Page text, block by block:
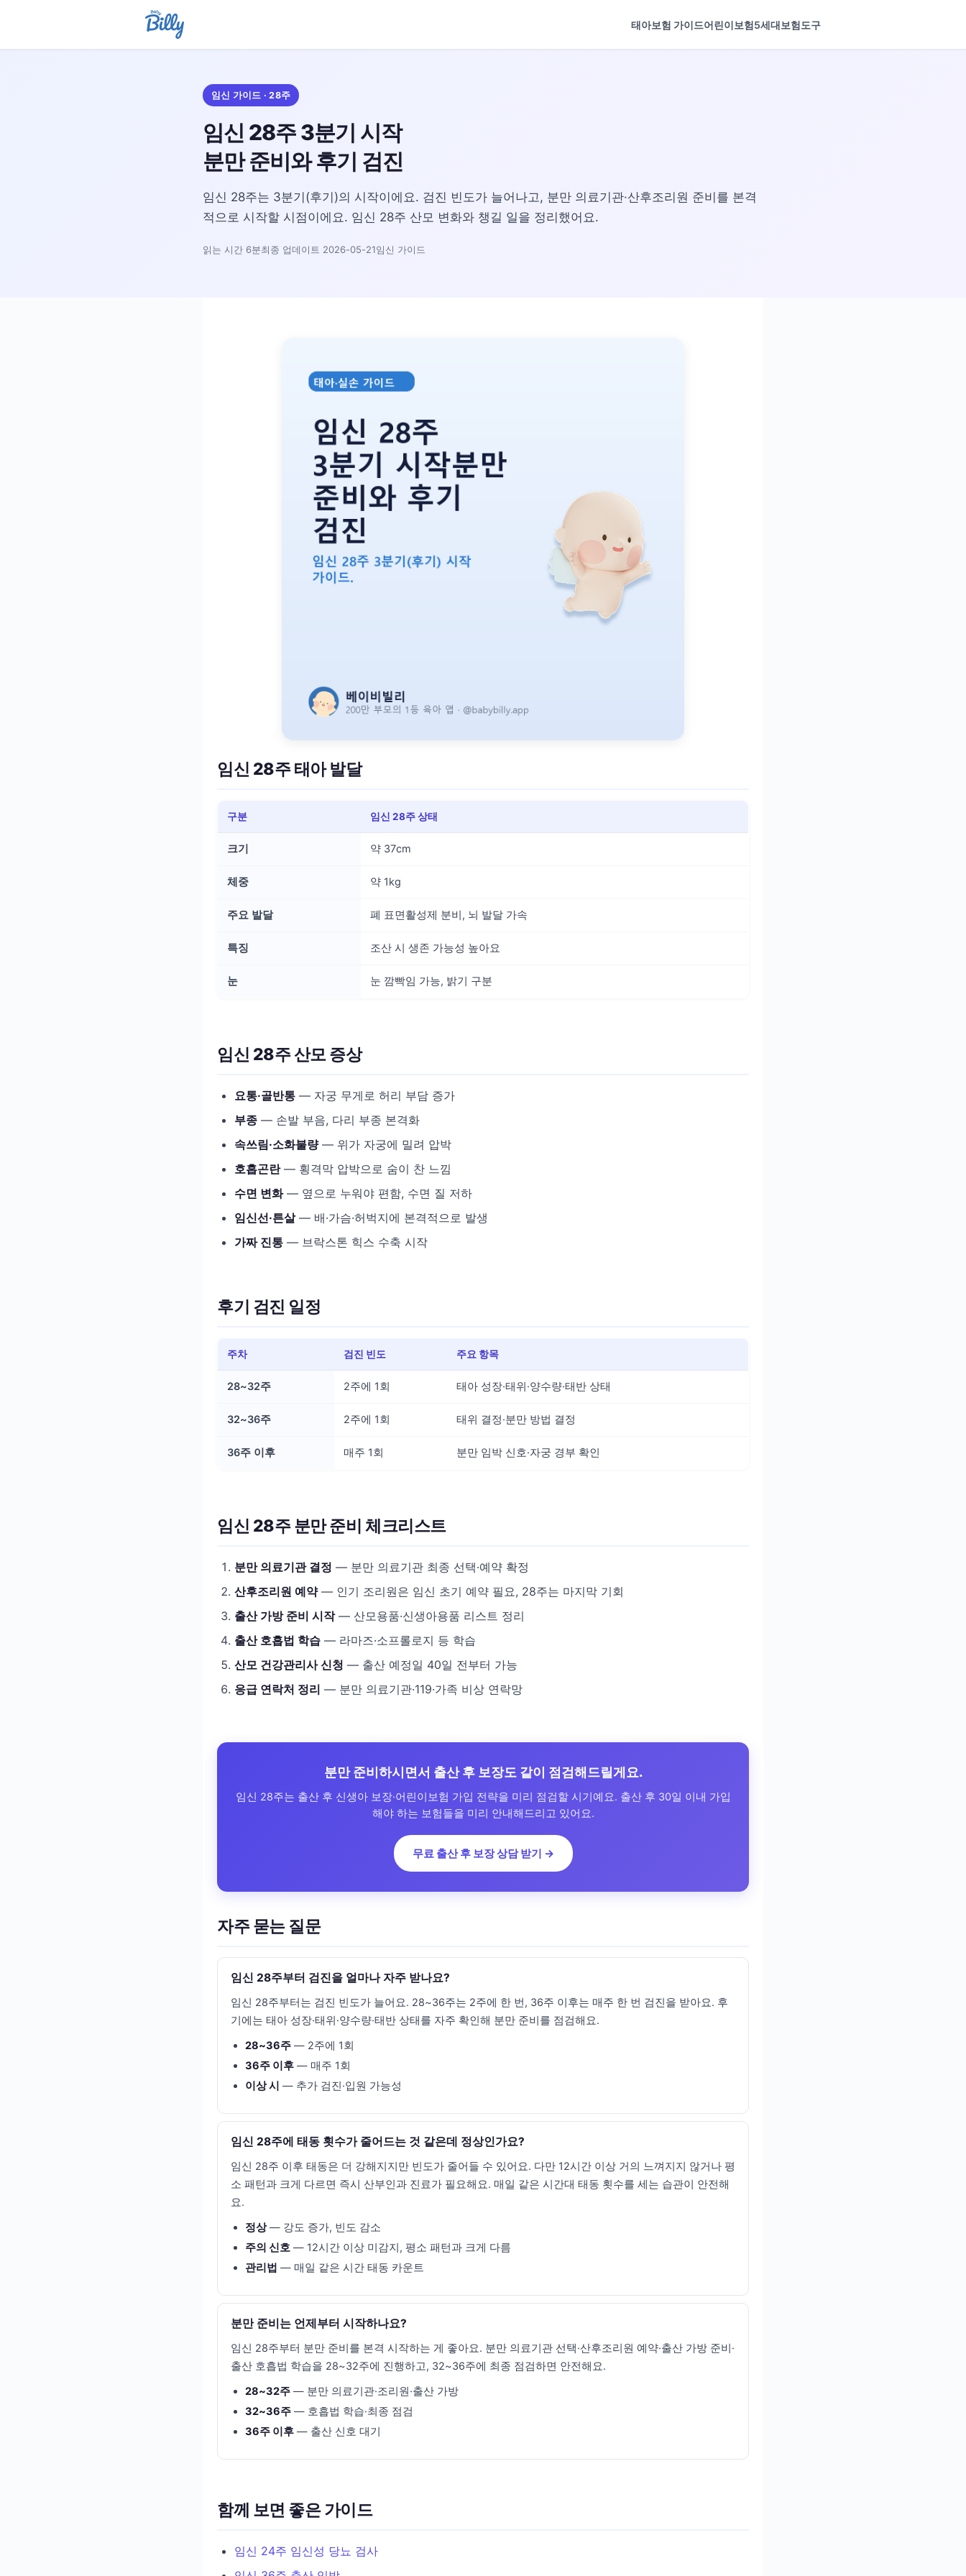
태아보험 가이드어린이보험5세대보험도구
임신 가이드 · 28주
임신 28주 3분기 시작
분만 준비와 후기 검진
임신 28주는 3분기(후기)의 시작이에요. 검진 빈도가 늘어나고, 분만 의료기관·산후조리원 준비를 본격
적으로 시작할 시점이에요. 임신 28주 산모 변화와 챙길 일을 정리했어요.
읽는 시간 6분최종 업데이트 2026-05-21임신 가이드
임신 28주 태아 발달
구분 임신 28주 상태
크기 약 37cm
체중 약 1kg
주요 발달 폐 표면활성제 분비, 뇌 발달 가속
특징 조산 시 생존 가능성 높아요
눈 눈 깜빡임 가능, 밝기 구분
임신 28주 산모 증상
요통·골반통 — 자궁 무게로 허리 부담 증가
부종 — 손발 부음, 다리 부종 본격화
속쓰림·소화불량— 위가 자궁에 밀려 압박
호흡곤란— 횡격막 압박으로 숨이 찬 느낌
수면 변화— 옆으로 누워야 편함, 수면 질 저하
임신선·튼살— 배·가슴·허벅지에 본격적으로 발생
가짜 진통 — 브락스톤 힉스 수축 시작
후기 검진 일정
주차 검진 빈도 주요 항목
28~32주 2주에 1회 태아 성장·태위·양수량·태반 상태
32~36주 2주에 1회 태위 결정·분만 방법 결정
36주 이후 매주 1회 분만 임박 신호·자궁 경부 확인
임신 28주 분만 준비 체크리스트
분만 의료기관 결정 — 분만 의료기관 최종 선택·예약 확정
산후조리원 예약— 인기 조리원은 임신 초기 예약 필요, 28주는 마지막 기회
출산 가방 준비 시작— 산모용품·신생아용품 리스트 정리
출산 호흡법 학습 — 라마즈·소프롤로지 등 학습
산모 건강관리사 신청 — 출산 예정일 40일 전부터 가능
응급 연락처 정리 — 분만 의료기관·119·가족 비상 연락망
분만 준비하시면서 출산 후 보장도 같이 점검해드릴게요.
임신 28주는 출산 후 신생아 보장·어린이보험 가입 전략을 미리 점검할 시기예요. 출산 후 30일 이내 가입
해야 하는 보험들을 미리 안내해드리고 있어요.
무료 출산 후 보장 상담 받기 →
자주 묻는 질문
임신 28주부터 검진을 얼마나 자주 받나요?
임신 28주부터는 검진 빈도가 늘어요. 28~36주는 2주에 한 번, 36주 이후는 매주 한 번 검진을 받아요. 후
기에는 태아 성장·태위·양수량·태반 상태를 자주 확인해 분만 준비를 점검해요.
28~36주 — 2주에 1회
36주 이후 — 매주 1회
이상 시 — 추가 검진·입원 가능성
임신 28주에 태동 횟수가 줄어드는 것 같은데 정상인가요?
임신 28주 이후 태동은 더 강해지지만 빈도가 줄어들 수 있어요. 다만 12시간 이상 거의 느껴지지 않거나 평
소 패턴과 크게 다르면 즉시 산부인과 진료가 필요해요. 매일 같은 시간대 태동 횟수를 세는 습관이 안전해
요.
정상— 강도 증가, 빈도 감소
주의 신호 — 12시간 이상 미감지, 평소 패턴과 크게 다름
관리법 — 매일 같은 시간 태동 카운트
분만 준비는 언제부터 시작하나요?
임신 28주부터 분만 준비를 본격 시작하는 게 좋아요. 분만 의료기관 선택·산후조리원 예약·출산 가방 준비·
출산 호흡법 학습을 28~32주에 진행하고, 32~36주에 최종 점검하면 안전해요.
28~32주 — 분만 의료기관·조리원·출산 가방
32~36주 — 호흡법 학습·최종 점검
36주 이후 — 출산 신호 대기
함께 보면 좋은 가이드
임신 24주 임신성 당뇨 검사